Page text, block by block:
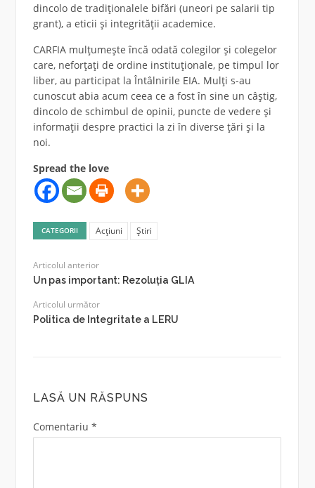
dincolo de tradiționalele bifări (uneori pe salarii tip
grant), a eticii și integrității academice.
CARFIA mulțumește încă odată colegilor și colegelor
care, neforțați de ordine instituționale, pe timpul lor
liber, au participat la Întâlnirile EIA. Mulți s-au
cunoscut abia acum ceea ce a fost în sine un câștig,
dincolo de schimbul de opinii, puncte de vedere și
informații despre practici la zi în diverse țări și la
noi.
Spread the love
CATEGORII Acțiuni Știri
Articolul anterior
Un pas important: Rezoluția GLIA
Articolul următor
Politica de Integritate a LERU
LASĂ UN RĂSPUNS
Comentariu *